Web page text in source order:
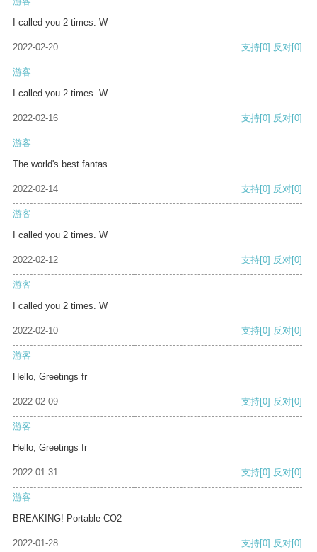
I called you 2 times. W
2022-02-20 支持[0] 反对[0]
游客
I called you 2 times. W
2022-02-16 支持[0] 反对[0]
游客
The world's best fantas
2022-02-14 支持[0] 反对[0]
游客
I called you 2 times. W
2022-02-12 支持[0] 反对[0]
游客
I called you 2 times. W
2022-02-10 支持[0] 反对[0]
游客
Hello, Greetings fr
2022-02-09 支持[0] 反对[0]
游客
Hello, Greetings fr
2022-01-31 支持[0] 反对[0]
游客
BREAKING! Portable CO2
2022-01-28 支持[0] 反对[0]